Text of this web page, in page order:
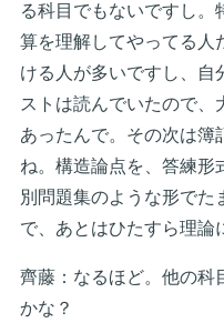
る科目でもないですし。
算を理解してやってる人
ける人が多いですし、自
ストは読んでいたので、
あったんで。その次は簿
ね。構造論点を、答練形
別問題集のような形でた
で、あとはひたすら理論
齊藤：なるほど。他の科
かな？